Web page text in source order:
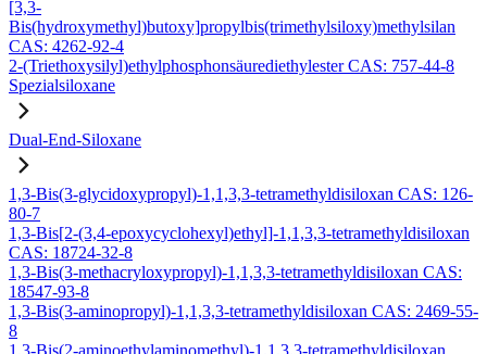
[3,3-
Bis(hydroxymethyl)butoxy]propylbis(trimethylsiloxy)methylsilan
CAS: 4262-92-4
2-(Triethoxysilyl)ethylphosphonsäurediethylester CAS: 757-44-8
Spezialsiloxane
Dual-End-Siloxane
1,3-Bis(3-glycidoxypropyl)-1,1,3,3-tetramethyldisiloxan CAS: 126-
80-7
1,3-Bis[2-(3,4-epoxycyclohexyl)ethyl]-1,1,3,3-tetramethyldisiloxan
CAS: 18724-32-8
1,3-Bis(3-methacryloxypropyl)-1,1,3,3-tetramethyldisiloxan CAS:
18547-93-8
1,3-Bis(3-aminopropyl)-1,1,3,3-tetramethyldisiloxan CAS: 2469-55-
8
1,3-Bis(2-aminoethylaminomethyl)-1,1,3,3-tetramethyldisiloxan